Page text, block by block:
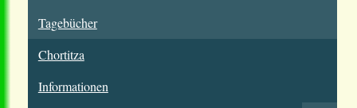
Tagebücher
Chortitza
Informationen